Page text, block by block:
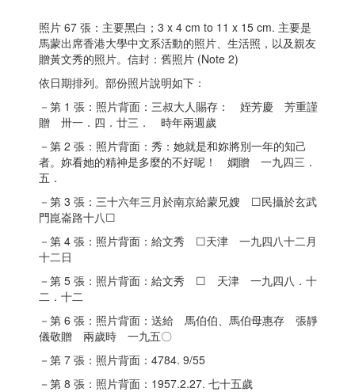
照片 67 張：主要黑白；3 x 4 cm to 11 x 15 cm. 主要是
馬蒙出席香港大學中文系活動的照片、生活照，以及親友
贈黃文秀的照片。信封：舊照片 (Note 2)
依日期排列。部份照片說明如下：
－第 1 張：照片背面：三叔大人賜存： 姪芳慶 芳重謹
贈 卅一．四．廿三． 時年兩週歲
－第 2 張：照片背面：秀：她就是和妳將別一年的知己
者。妳看她的精神是多麼的不好呢！ 嫻贈 一九四三．
五．
－第 3 張：三十六年三月於南京給蒙兄嫂 ☐民攝於玄武
門崑崙路十八☐
－第 4 張：照片背面：給文秀 ☐天津 一九四八十二月
十二日
－第 5 張：照片背面：給文秀 ☐ 天津 一九四八．十
二．十二
－第 6 張：照片背面：送給 馬伯伯、馬伯母惠存 張靜
儀敬贈 兩歲時 一九五〇
－第 7 張：照片背面：4784. 9/55
－第 8 張：照片背面：1957.2.27. 七十五歲